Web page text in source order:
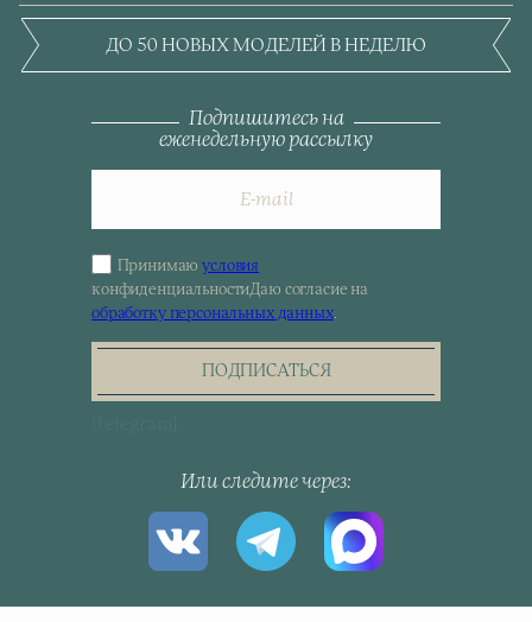
ДО 50 НОВЫХ МОДЕЛЕЙ В НЕДЕЛЮ
Подпишитесь на
еженедельную рассылку
Sign
up
for
the
Принимаюусловия
конфиденциальностиДаю согласие на
обработку персональных данных.
ПОДПИСАТЬСЯ
Или следите через